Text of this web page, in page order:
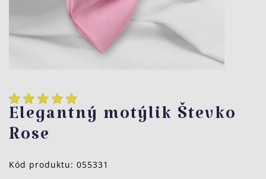
Elegantný motýlik Števko
Rose
Kód produktu: 055331